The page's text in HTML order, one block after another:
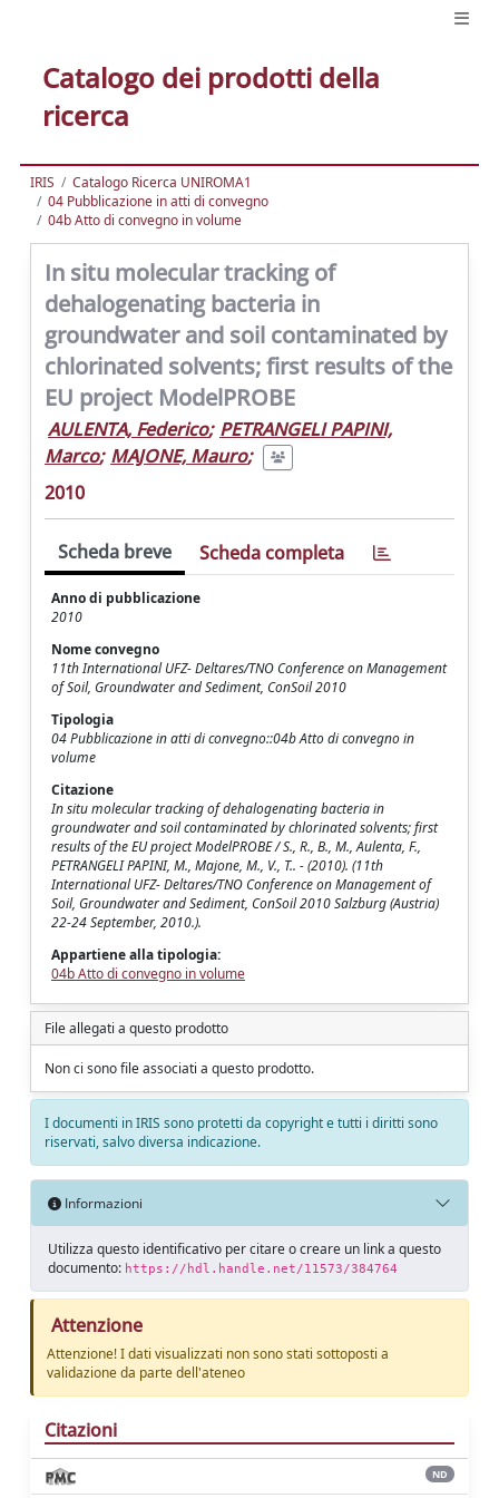
Catalogo dei prodotti della
ricerca
IRIS
Catalogo Ricerca UNIROMA1
04 Pubblicazione in atti di convegno
04b Atto di convegno in volume
In situ molecular tracking of
dehalogenating bacteria in
groundwater and soil contaminated by
chlorinated solvents; first results of the
EU project ModelPROBE
AULENTA, Federico; PETRANGELI PAPINI,
Marco; MAJONE, Mauro;
2010
Scheda breve Scheda completa
Anno di pubblicazione
2010
Nome convegno
11th International UFZ- Deltares/TNO Conference on Management
of Soil, Groundwater and Sediment, ConSoil 2010
Tipologia
04 Pubblicazione in atti di convegno::04b Atto di convegno in
volume
Citazione
In situ molecular tracking of dehalogenating bacteria in
groundwater and soil contaminated by chlorinated solvents; first
results of the EU project ModelPROBE / S., R., B., M., Aulenta, F.,
PETRANGELI PAPINI, M., Majone, M., V., T.. - (2010). (11th
International UFZ- Deltares/TNO Conference on Management of
Soil, Groundwater and Sediment, ConSoil 2010 Salzburg (Austria)
22-24 September, 2010.).
Appartiene alla tipologia:
04b Atto di convegno in volume
File allegati a questo prodotto
Non ci sono file associati a questo prodotto.
I documenti in IRIS sono protetti da copyright e tutti i diritti sono
riservati, salvo diversa indicazione.
Informazioni
Utilizza questo identificativo per citare o creare un link a questo
documento: https://hdl.handle.net/11573/384764
Attenzione
Attenzione! I dati visualizzati non sono stati sottoposti a
validazione da parte dell'ateneo
Citazioni
ND